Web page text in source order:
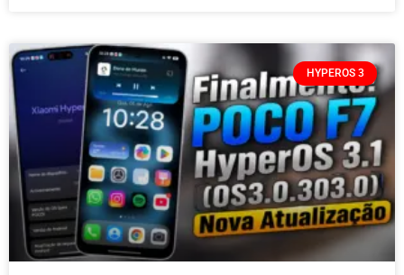
HYPEROS 3